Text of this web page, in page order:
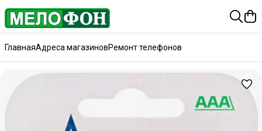
ГлавнаяАдреса магазиновРемонт телефонов